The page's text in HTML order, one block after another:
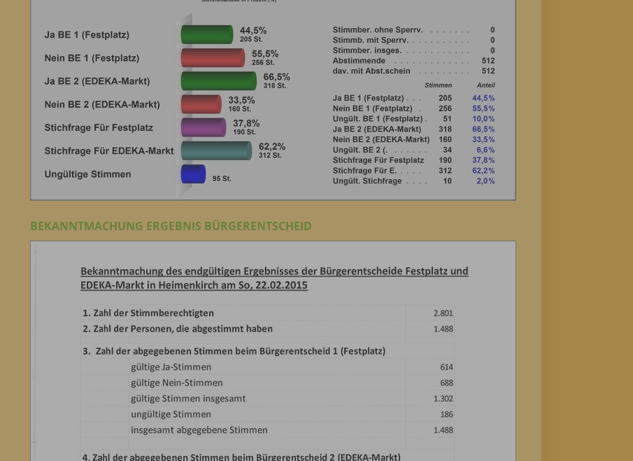
BEKANNTMACHUNG ERGEBNIS BÜRGERENTSCHEID